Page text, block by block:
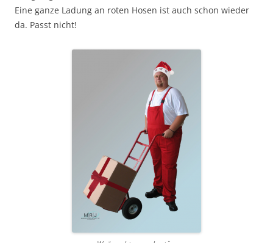
Eine ganze Ladung an roten Hosen ist auch schon wieder
da. Passt nicht!